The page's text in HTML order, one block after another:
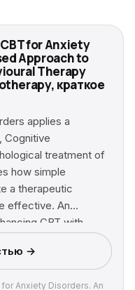
for Anxiety
Approach to
Therapy
краткое
applies a
Cognitive
treatment of
how simple
a therapeutic
effective. An
CBT with
anxiety
can be used
which CBT can
→
for Anxiety Disorders. An